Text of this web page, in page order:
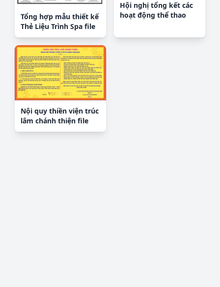
Tổng hợp mẫu thiết kế
Thẻ Liệu Trình Spa file
corel
Hội nghị tổng kết các
hoạt động thể thao
Nội quy thiền viện trúc
lâm chánh thiện file
corel